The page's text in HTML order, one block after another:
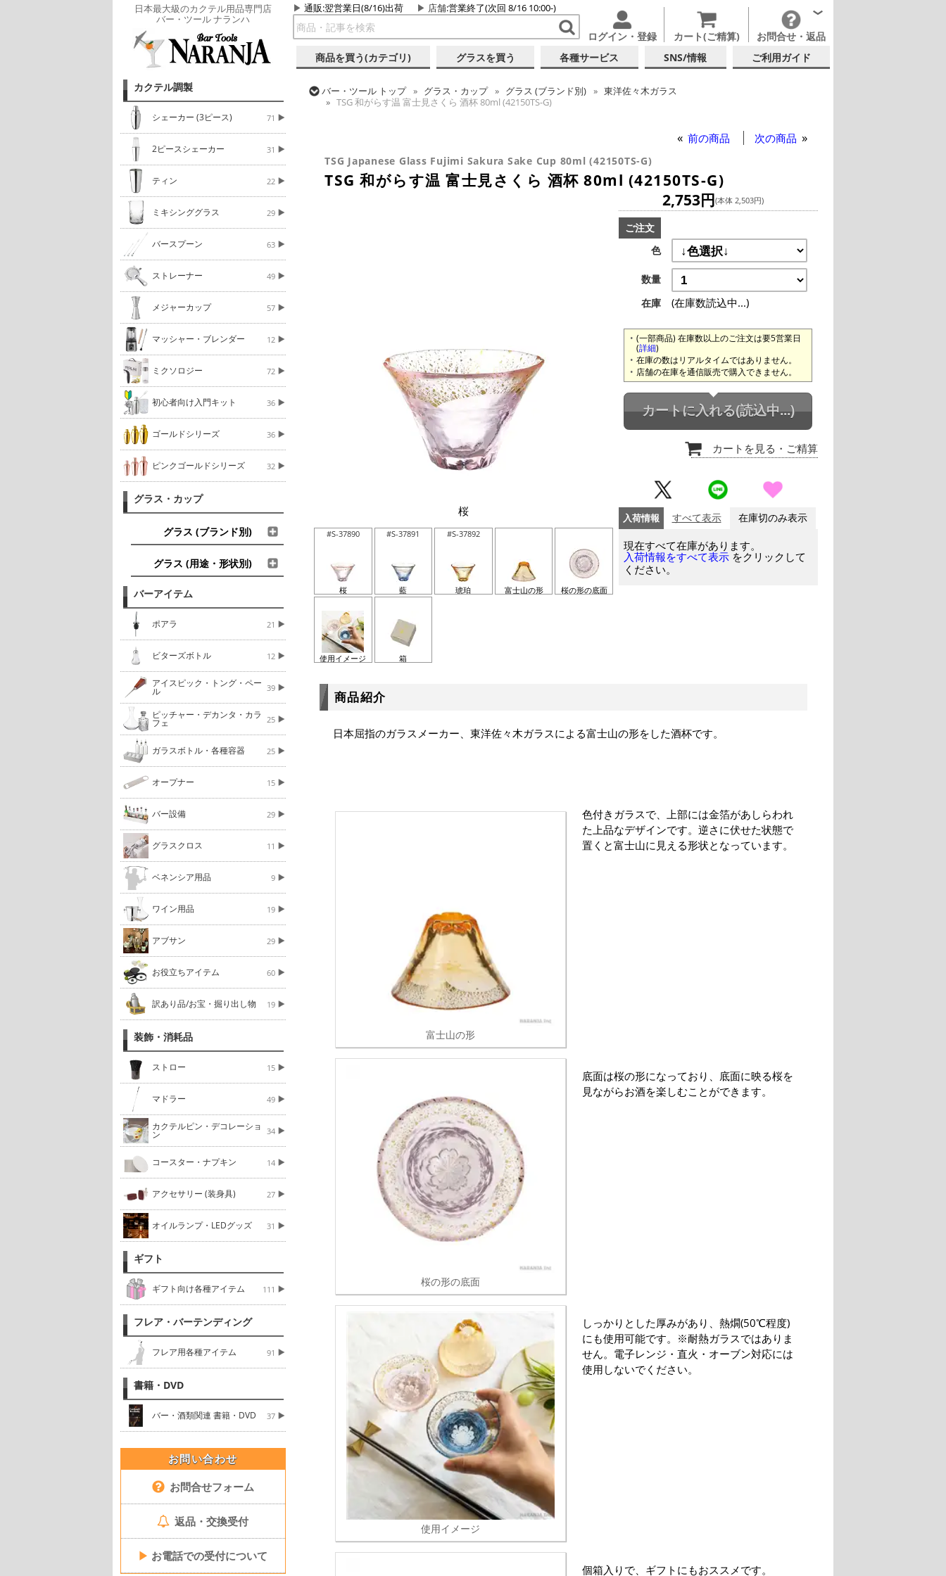
日本最大級のカクテル用品専門店
バー・ツール ナランハ
通販:翌営業日(8/16)出荷 店舗:営業終了(次回 8/16 10:00-)
ログイン・登録 カート(ご精算) お問合せ・返品
商品を買う(カテゴリ) グラスを買う 各種サービス SNS/情報 ご利用ガイド
カクテル調製
シェーカー (3ピース) 71
2ピースシェーカー 31
ティン 22
ミキシンググラス 29
バースプーン 63
ストレーナー 49
メジャーカップ 57
マッシャー・ブレンダー 12
ミクソロジー 72
初心者向け入門キット 36
ゴールドシリーズ 36
ピンクゴールドシリーズ 32
グラス・カップ
グラス (ブランド別)
グラス (用途・形状別)
バーアイテム
ポアラ 21
ビターズボトル 12
アイスピック・トング・ペー
ル 39
ピッチャー・デカンタ・カラ
フェ 25
ガラスボトル・各種容器 25
オープナー 15
バー設備 29
グラスクロス 11
ベネンシア用品 9
ワイン用品 19
アブサン 29
お役立ちアイテム 60
訳あり品/お宝・掘り出し物 19
装飾・消耗品
ストロー 15
マドラー 49
カクテルピン・デコレーショ
ン 34
コースター・ナプキン 14
アクセサリー (装身具) 27
オイルランプ・LEDグッズ 31
ギフト
ギフト向け各種アイテム 111
フレア・バーテンディング
フレア用各種アイテム 91
書籍・DVD
バー・酒類関連 書籍・DVD 37
お問い合わせ
お問合せフォーム
返品・交換受付
▶ お電話での受付について
バー・ツール トップ グラス・カップ グラス (ブランド別)
東洋佐々木ガラス
TSG 和がらす温 富士見さくら 酒杯 80ml (42150TS-G)
前の商品 次の商品
TSG Japanese Glass Fujimi Sakura Sake Cup 80ml (42150TS-G)
TSG 和がらす温 富士見さくら 酒杯 80ml (42150TS-G)
桜
#S-37890
桜
#S-37891
藍
#S-37892
琥珀 富士山の形 桜の形の底面
使用イメージ 箱
2,753円(本体 2,503円)
ご注文
色
数量
在庫
(在庫数読込中...)
(一部商品) 在庫数以上のご注文は要5営業日
(詳細)
在庫の数はリアルタイムではありません。
店舗の在庫を通信販売で購入できません。
カートに入れる(読込中...)
カートを見る ・ご精算
入荷情報 すべて表示 在庫切のみ表示
現在すべて在庫があります。
入荷情報をすべて表示 をクリックして
ください。
商品紹介
日本屈指のガラスメーカー、東洋佐々木ガラスによる富士山の形をした酒杯です。
富士山の形
色付きガラスで、上部には金箔があしらわれ
た上品なデザインです。逆さに伏せた状態で
置くと富士山に見える形状となっています。
桜の形の底面
底面は桜の形になっており、底面に映る桜を
見ながらお酒を楽しむことができます。
使用イメージ
しっかりとした厚みがあり、熱燗(50℃程度)
にも使用可能です。※耐熱ガラスではありま
せん。電子レンジ・直火・オーブン対応には
使用しないでください。
個箱入りで、ギフトにもおススメです。